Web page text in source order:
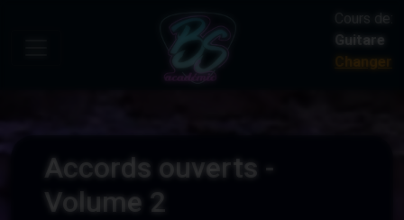
Cours de:
Guitare
Changer
Accords ouverts -
Volume 2